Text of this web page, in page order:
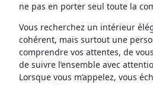
ne pas en porter seul toute la
Vous recherchez un intérieur
cohérent, mais surtout une
comprendre vos attentes, de
de suivre l’ensemble avec
Lorsque vous m’appelez, vous